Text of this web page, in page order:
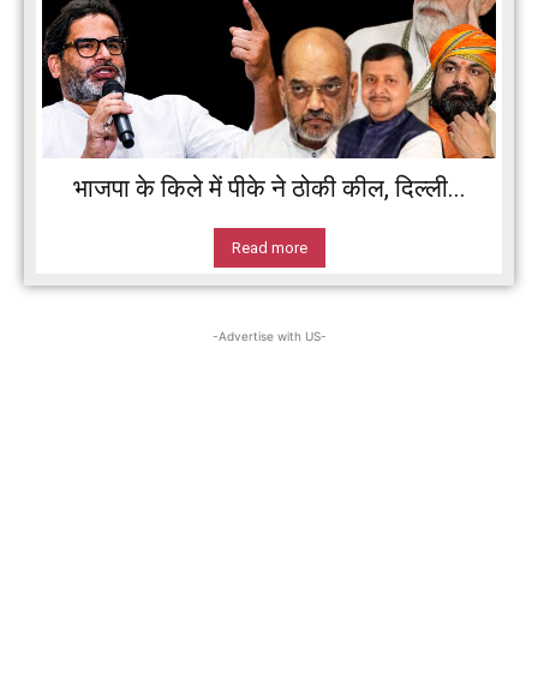
भाजपा के किले में पीके ने ठोकी कील, दिल्ली...
Read more
-Advertise with US-